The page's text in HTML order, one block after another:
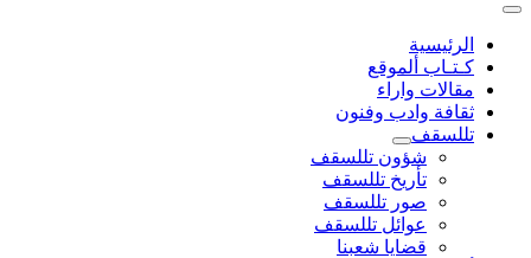
الرئيسية
كـتـاب ألموقع
مقالات واراء
ثقافة وادب وفنون
تللسقف
شؤون تللسقف
تأريخ تللسقف
صور تللسقف
عوائل تللسقف
قضايا شعبنا